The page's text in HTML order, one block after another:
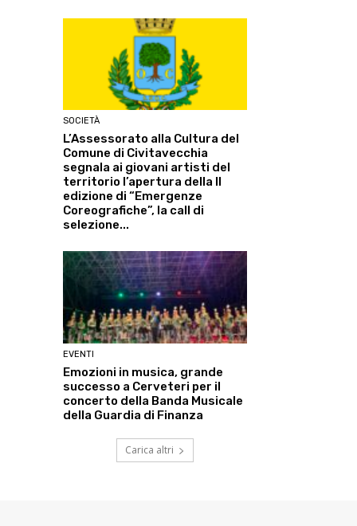
SOCIETÀ
L’Assessorato alla Cultura del
Comune di Civitavecchia
segnala ai giovani artisti del
territorio l’apertura della II
edizione di “Emergenze
Coreografiche”, la call di
selezione...
EVENTI
Emozioni in musica, grande
successo a Cerveteri per il
concerto della Banda Musicale
della Guardia di Finanza
Carica altri